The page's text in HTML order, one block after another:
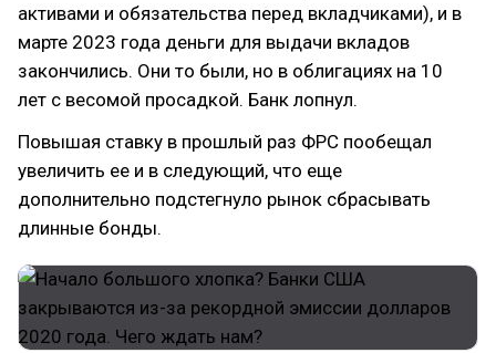
активами и обязательства перед вкладчиками), и в
марте 2023 года деньги для выдачи вкладов
закончились. Они то были, но в облигациях на 10
лет с весомой просадкой. Банк лопнул.
Повышая ставку в прошлый раз ФРС пообещал
увеличить ее и в следующий, что еще
дополнительно подстегнуло рынок сбрасывать
длинные бонды.